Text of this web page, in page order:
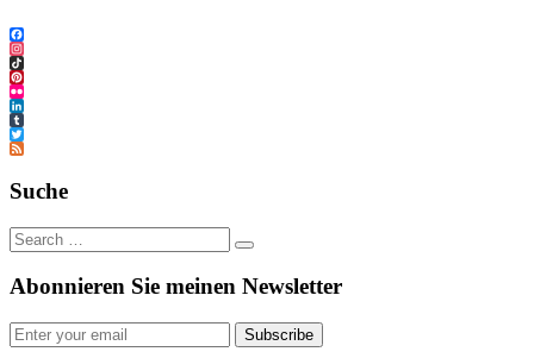
Facebook
Instagram
TikTok
Pinterest
Flickr
LinkedIn
Tumblr
Twitter
Feed
Suche
Abonnieren Sie meinen Newsletter
Subscribe